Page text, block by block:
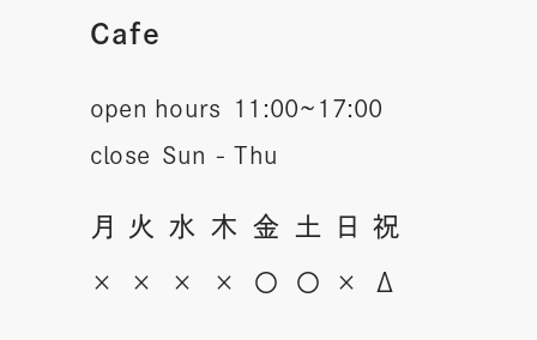
Cafe
open hours 11:00~17:00
close Sun - Thu
月 火 水 木 金 土 日 祝
× × × × 〇 〇 × Δ